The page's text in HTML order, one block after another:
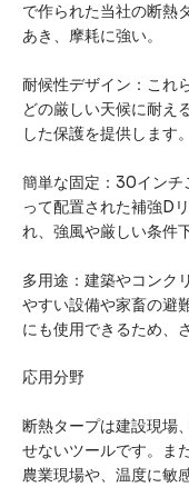
で作られた当社の断熱
あき、摩耗に強い。
耐候性デザイン：これ
どの厳しい天候に耐え
した保護を提供します。
簡単な固定：30インチ
って配置された補強D
れ、強風や厳しい条件
多用途：建築やコンク
やすい設備や家畜の避
にも使用できるため、
応用分野
断熱タープは建設現場
せないツールです。ま
農業現場や、温度に敏